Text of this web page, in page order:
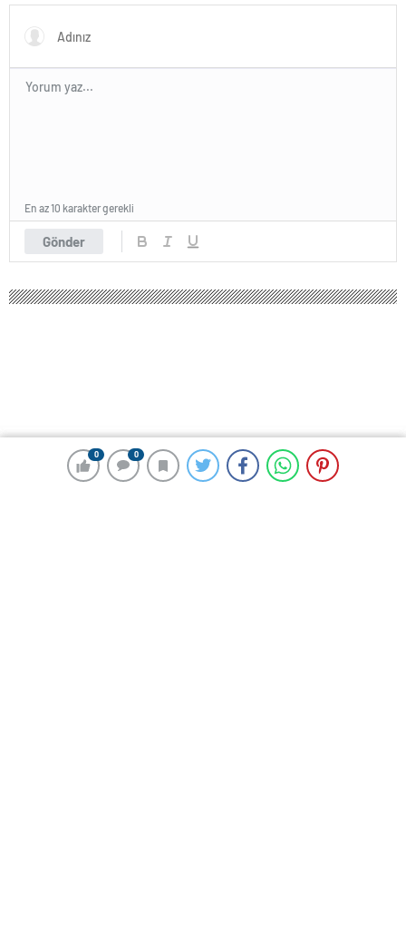
0 0
Gözler perşembe gününe
Gönder
En az 10 karakter gerekli
0 0